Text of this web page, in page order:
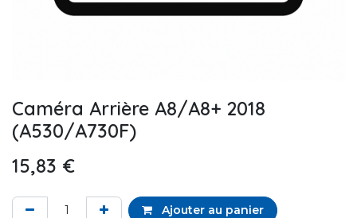
Caméra Arrière A8/A8+ 2018
(A530/A730F)
15,83 €
Ajouter au panier